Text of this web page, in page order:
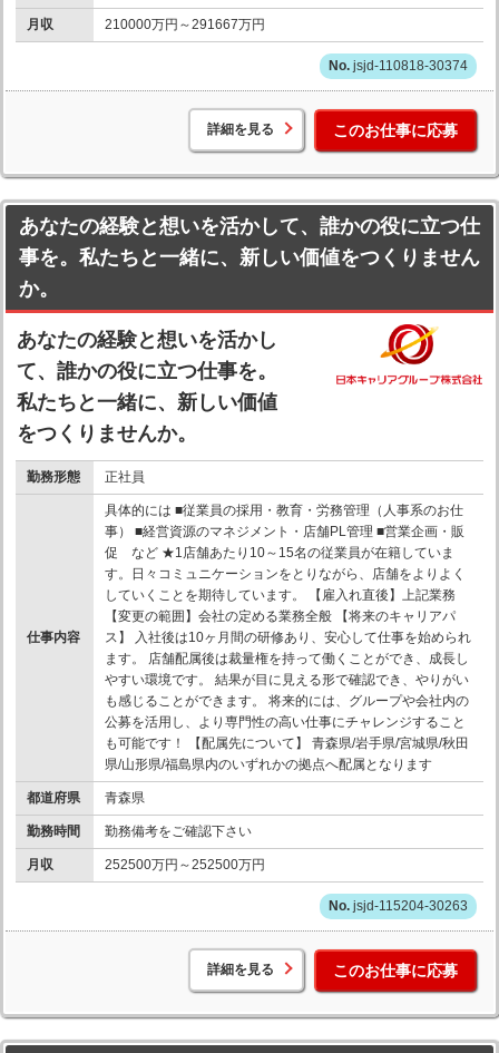
月収 210000万円～291667万円
jsjd-110818-30374
詳細を見る このお仕事に応募
あなたの経験と想いを活かして、誰かの役に立つ仕
事を。私たちと一緒に、新しい価値をつくりません
か。
あなたの経験と想いを活かし
て、誰かの役に立つ仕事を。
私たちと一緒に、新しい価値
をつくりませんか。
勤務形態 正社員
仕事内容
具体的には ■従業員の採用・教育・労務管理（人事系のお仕
事） ■経営資源のマネジメント・店舗PL管理 ■営業企画・販
促 など ★1店舗あたり10～15名の従業員が在籍していま
す。日々コミュニケーションをとりながら、店舗をよりよく
していくことを期待しています。 【雇入れ直後】上記業務
【変更の範囲】会社の定める業務全般 【将来のキャリアパ
ス】 入社後は10ヶ月間の研修あり、安心して仕事を始められ
ます。 店舗配属後は裁量権を持って働くことができ、成長し
やすい環境です。 結果が目に見える形で確認でき、やりがい
も感じることができます。 将来的には、グループや会社内の
公募を活用し、より専門性の高い仕事にチャレンジすること
も可能です！ 【配属先について】 青森県/岩手県/宮城県/秋田
県/山形県/福島県内のいずれかの拠点へ配属となります
都道府県 青森県
勤務時間 勤務備考をご確認下さい
月収 252500万円～252500万円
jsjd-115204-30263
詳細を見る このお仕事に応募